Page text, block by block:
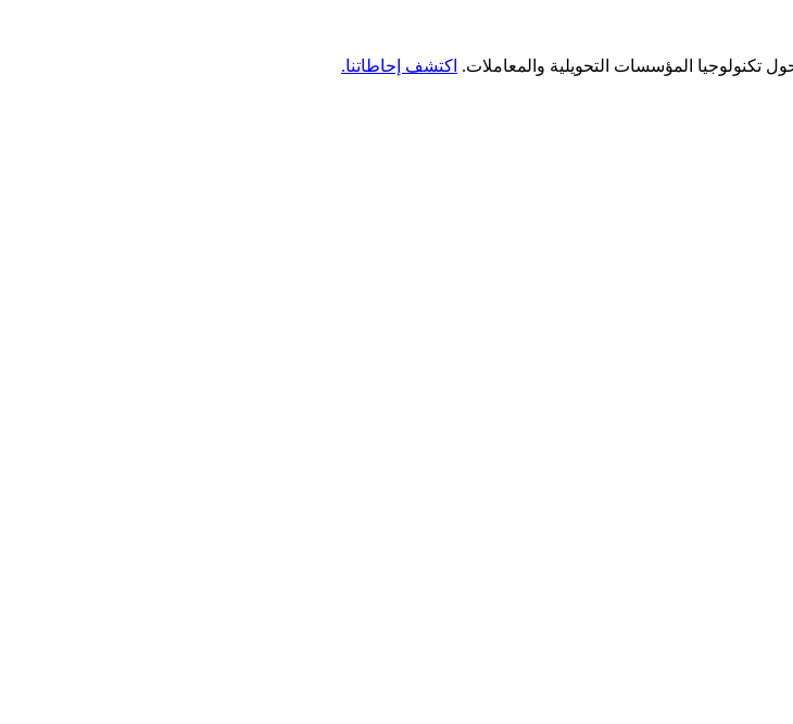
تكنولوجيا المؤسسات التحويلية والمعاملات. اكتشف إحاطاتنا.